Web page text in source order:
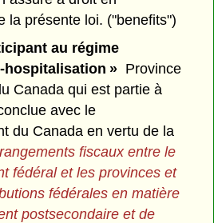
la présente loi. ("benefits")
au régime
hospitalisation » Province
Canada qui est partie à
avec le
du Canada en vertu de la
fiscaux entre le
fédéral et les provinces et
fédérales en matière
postsecondaire et de